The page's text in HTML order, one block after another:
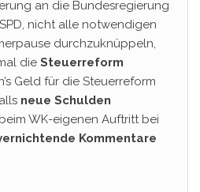
an die Bundesregierung
nicht alle notwendigen
durchzuknüppeln,
die Steuerreform
Geld für die Steuerreform
neue Schulden
WK-eigenen Auftritt bei
Kommentare